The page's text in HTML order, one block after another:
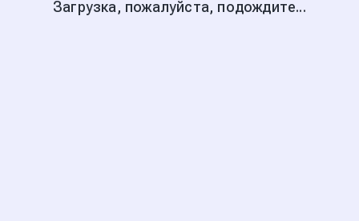
Загрузка, пожалуйста, подождите...